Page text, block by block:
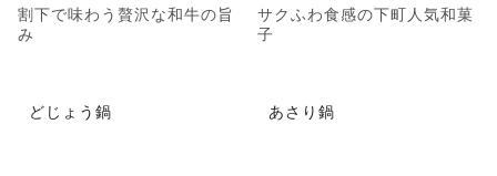
割下で味わう贅沢な和牛の旨
み
サクふわ食感の下町人気和菓
子
どじょう鍋 あさり鍋